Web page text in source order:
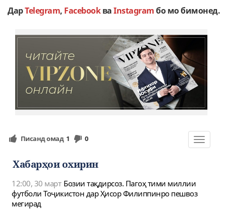
ДарTelegram, FacebookваInstagramбомобимонед.
Toggle
Писанд омад 1 0
Хабарҳои охирин
12:00, 30 март Бозии тақдирсоз. Пагоҳ тими миллии
футболи Тоҷикистон дар Ҳисор Филиппинро пешвоз
мегирад